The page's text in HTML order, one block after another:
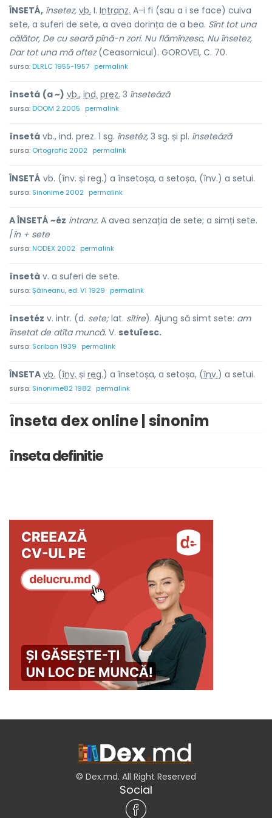
ÎNSETÁ, însetez, vb. I. Intranz. A-i fi (sau a i se face) cuiva
sete, a suferi de sete, a avea dorința de a bea. Sînt tot una
călător, De cu seară pînă-n zori. Nu flămînzesc, Nu însetez,
Dar tot una mă oftez(Ceasornicul). GOROVEI, C. 70.
sursa:DLRLC 1955-1957 permalink
însetá (a ~) vb., ind. prez. 3 înseteáză
sursa:DOOM 2 2005 permalink
însetá vb., ind. prez. 1 sg. însetéz, 3 sg. și pl. înseteáză
sursa: Ortografic 2002 permalink
ÎNSETÁ vb. (înv. și reg.) a însetoșa, a setoșa, (înv.) a setui.
sursa: Sinonime 2002 permalink
A ÎNSETÁ ~éz intranz. A avea senzația de sete; a simți sete.
/în + sete
sursa:NODEX 2002 permalink
însetà v. a suferi de sete.
sursa:Șăineanu, ed. VI 1929 permalink
însetéz v. intr. (d. sete;lat. sĭtire). Ajung să simt sete: am
însetat de atîta muncă. V. setuĭesc.
sursa: Scriban 1939 permalink
ÎNSETA vb. (înv. și reg.) a însetoșa, a setoșa, (înv.) a setui.
sursa: Sinonime82 1982 permalink
înseta dex online | sinonim
înseta definitie
© Dex.md. All Right Reserved
Social